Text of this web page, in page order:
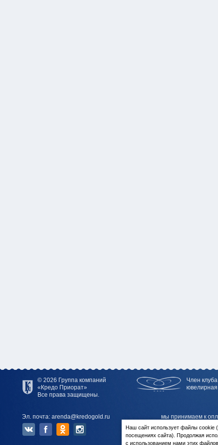
© 2026 Группа компаний
«Кредо Приорат»
Все права защищены.
Эл. почта: arenda@kredogold.ru
Член
ювелирная
мы принимаем к
Наш сайт использует файлы
посещениях сайта). Продолжая
с использованием нами этих